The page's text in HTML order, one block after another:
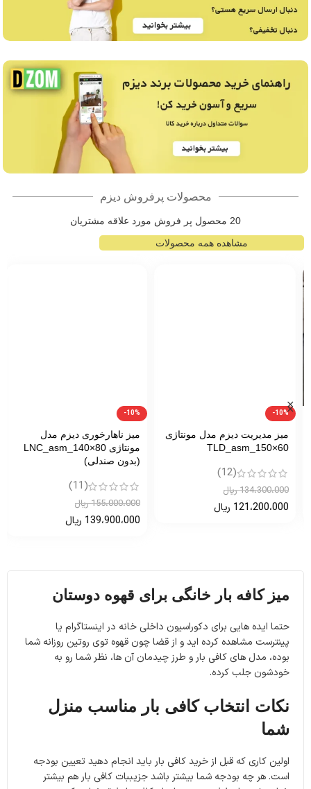
محصولات پرفروش دیزم
20 محصول پر فروش مورد علاقه مشتریان
مشاهده همه محصولات
-10%
میز مدیریت دیزم مدل مونتاژی
TLD_asm_150×60
(12)
134،300،000 ریال
121،200،000 ریال
-10%
میز ناهارخوری دیزم مدل
مونتاژی LNC_asm_140×80
(بدون صندلی)
(11)
155،000،000 ریال
139،900،000 ریال
میز کافه بار خانگی برای قهوه دوستان
حتما ایده هایی برای دکوراسیون داخلی خانه در اینستاگرام یا
پینترست مشاهده کرده اید و از قضا چون قهوه توی روتین روزانه شما
بوده، مدل های کافی بار و طرز چیدمان آن ها، نظر شما رو به
خودشون جلب کرده.
نکات انتخاب کافی بار مناسب منزل
شما
اولین کاری که قبل از خرید کافی بار باید انجام دهید تعیین بودجه
است. هر چه بودجه شما بیشتر باشد جزیببات کافی بار هم بیشتر